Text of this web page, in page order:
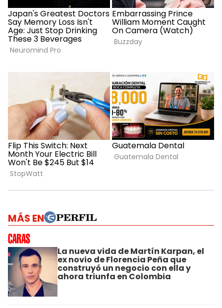
MÁS EN
La nueva vida de Martín Karpan, el
ex novio de Florencia Peña que
construyó un negocio con ella y
ahora triunfa en Colombia